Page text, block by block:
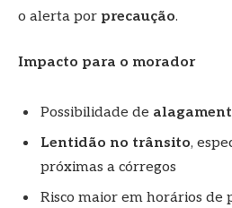
o alerta por precaução.
Impacto para o morador
Possibilidade de
Lentidão no trânsito,
próximas a córregos
Risco maior em horários de